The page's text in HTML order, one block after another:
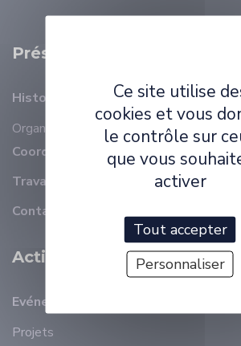
Présentation
Histoire
Organisation
Membres
Coordonnées
Travailler à ELLIADD
Contact
Activité Scientifique
Evénements récents
Projets
Ce site utilise
cookies et vous
le contrôle sur
que vous
activer
Tout accepter
Personnaliser